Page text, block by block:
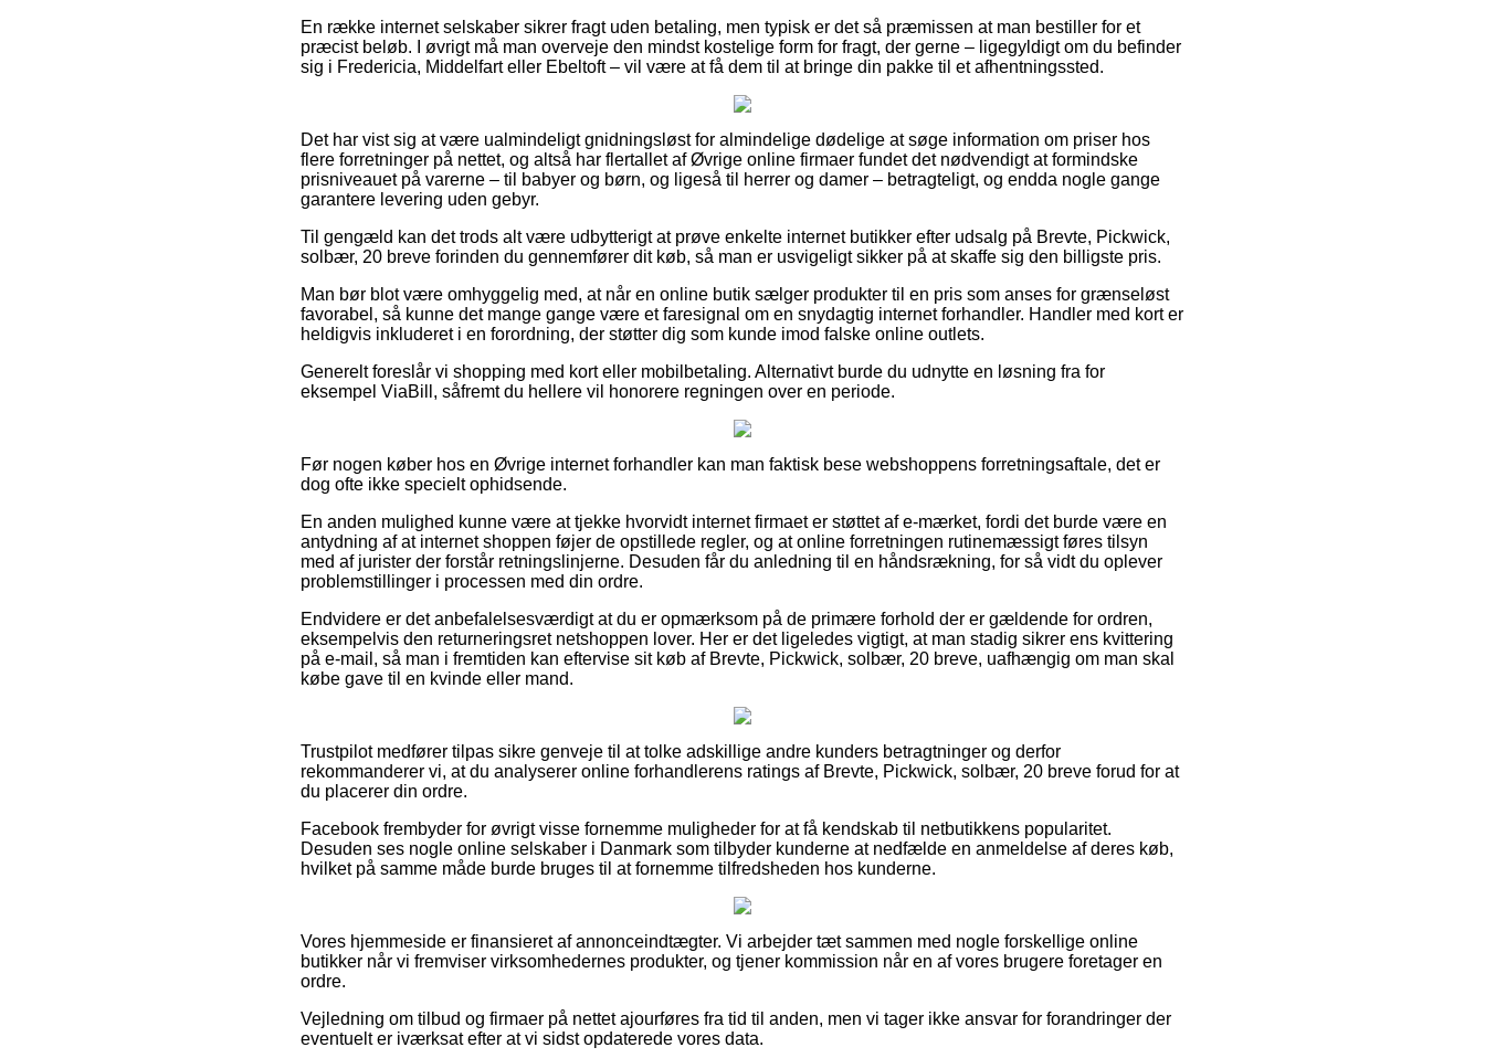
En række internet selskaber sikrer fragt uden betaling, men typisk er det så præmissen at man bestiller for et
præcist beløb. I øvrigt må man overveje den mindst kostelige form for fragt, der gerne – ligegyldigt om du befinder
sig i Fredericia, Middelfart eller Ebeltoft – vil være at få dem til at bringe din pakke til et afhentningssted.
Det har vist sig at være ualmindeligt gnidningsløst for almindelige dødelige at søge information om priser hos
flere forretninger på nettet, og altså har flertallet af Øvrige online firmaer fundet det nødvendigt at formindske
prisniveauet på varerne – til babyer og børn, og ligeså til herrer og damer – betragteligt, og endda nogle gange
garantere levering uden gebyr.
Til gengæld kan det trods alt være udbytterigt at prøve enkelte internet butikker efter udsalg på Brevte, Pickwick,
solbær, 20 breve forinden du gennemfører dit køb, så man er usvigeligt sikker på at skaffe sig den billigste pris.
Man bør blot være omhyggelig med, at når en online butik sælger produkter til en pris som anses for grænseløst
favorabel, så kunne det mange gange være et faresignal om en snydagtig internet forhandler. Handler med kort er
heldigvis inkluderet i en forordning, der støtter dig som kunde imod falske online outlets.
Generelt foreslår vi shopping med kort eller mobilbetaling. Alternativt burde du udnytte en løsning fra for
eksempel ViaBill, såfremt du hellere vil honorere regningen over en periode.
Før nogen køber hos en Øvrige internet forhandler kan man faktisk bese webshoppens forretningsaftale, det er
dog ofte ikke specielt ophidsende.
En anden mulighed kunne være at tjekke hvorvidt internet firmaet er støttet af e-mærket, fordi det burde være en
antydning af at internet shoppen føjer de opstillede regler, og at online forretningen rutinemæssigt føres tilsyn
med af jurister der forstår retningslinjerne. Desuden får du anledning til en håndsrækning, for så vidt du oplever
problemstillinger i processen med din ordre.
Endvidere er det anbefalelsesværdigt at du er opmærksom på de primære forhold der er gældende for ordren,
eksempelvis den returneringsret netshoppen lover. Her er det ligeledes vigtigt, at man stadig sikrer ens kvittering
på e-mail, så man i fremtiden kan eftervise sit køb af Brevte, Pickwick, solbær, 20 breve, uafhængig om man skal
købe gave til en kvinde eller mand.
Trustpilot medfører tilpas sikre genveje til at tolke adskillige andre kunders betragtninger og derfor
rekommanderer vi, at du analyserer online forhandlerens ratings af Brevte, Pickwick, solbær, 20 breve forud for at
du placerer din ordre.
Facebook frembyder for øvrigt visse fornemme muligheder for at få kendskab til netbutikkens popularitet.
Desuden ses nogle online selskaber i Danmark som tilbyder kunderne at nedfælde en anmeldelse af deres køb,
hvilket på samme måde burde bruges til at fornemme tilfredsheden hos kunderne.
Vores hjemmeside er finansieret af annonceindtægter. Vi arbejder tæt sammen med nogle forskellige online
butikker når vi fremviser virksomhedernes produkter, og tjener kommission når en af vores brugere foretager en
ordre.
Vejledning om tilbud og firmaer på nettet ajourføres fra tid til anden, men vi tager ikke ansvar for forandringer der
eventuelt er iværksat efter at vi sidst opdaterede vores data.